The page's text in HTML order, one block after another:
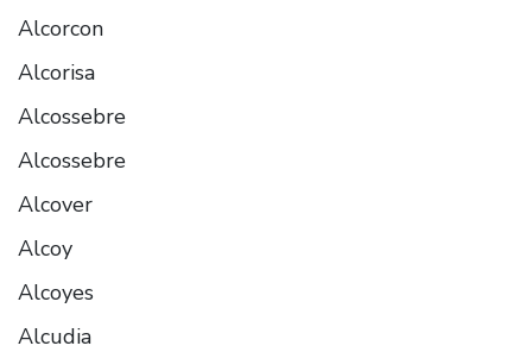
Alcorcon
Alcorisa
Alcossebre
Alcossebre
Alcover
Alcoy
Alcoyes
Alcudia